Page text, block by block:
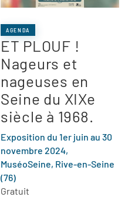
AGENDA
ET PLOUF !
Nageurs et
nageuses en
Seine du XIXe
siècle à 1968.
Exposition du 1er juin au 30
novembre 2024,
MuséoSeine, Rive-en-Seine
(76)
Gratuit